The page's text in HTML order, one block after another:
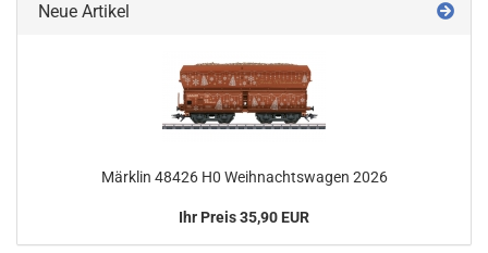
Neue Artikel
Märklin 48426 H0 Weihnachtswagen 2026
Ihr Preis 35,90 EUR